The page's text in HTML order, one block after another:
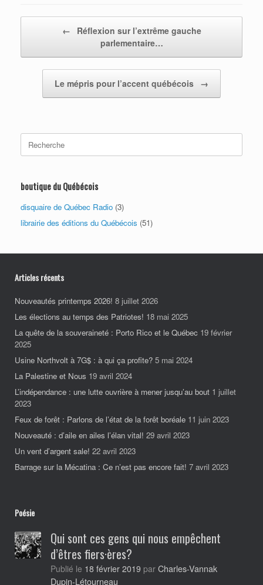
←
Réflexion sur l’extrême gauche
parlementaire…
Le mépris pour l’accent québécois →
Search
for:
boutique du Québécois
disquaire de Québec Radio (3)
librairie des éditions du Québécois (51)
Articles récents
Nouveautés printemps 2026! 8 juillet 2026
Les élections au temps des Patriotes! 18 mai 2025
La quête de la souveraineté : Porto Rico et le Québec 19 février
2025
Usine Northvolt à 7G$ : à qui ça profite? 5 mai 2024
La Palestine et Nous 19 avril 2024
L’indépendance : une lutte ouvrière à mener jusqu’au bout 1 juillet
2023
Feux de forêt : Parlons de l’état de la forêt boréale 11 juin 2023
Nouveauté : d’aile en ailes l’élan vital! 29 avril 2023
Un vent d’argent sale! 22 avril 2023
Barrage sur la Mécatina : Ce n’est pas encore fait! 7 avril 2023
Poésie
Qui sont ces gens qui nous empêchent
d’êtres fiers·ères?
Publié le 18 février 2019 par Charles-Vannak
Dupin-Létourneau